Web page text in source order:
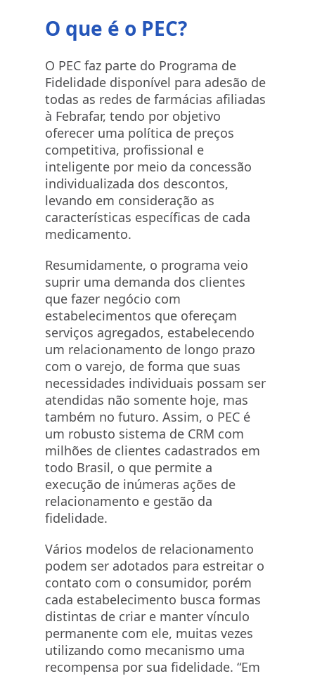
O que é o PEC?
O PEC faz parte do Programa de
Fidelidade disponível para adesão de
todas as redes de farmácias afiliadas
à Febrafar, tendo por objetivo
oferecer uma política de preços
competitiva, profissional e
inteligente por meio da concessão
individualizada dos descontos,
levando em consideração as
características específicas de cada
medicamento.
Resumidamente, o programa veio
suprir uma demanda dos clientes
que fazer negócio com
estabelecimentos que ofereçam
serviços agregados, estabelecendo
um relacionamento de longo prazo
com o varejo, de forma que suas
necessidades individuais possam ser
atendidas não somente hoje, mas
também no futuro. Assim, o PEC é
um robusto sistema de CRM com
milhões de clientes cadastrados em
todo Brasil, o que permite a
execução de inúmeras ações de
relacionamento e gestão da
fidelidade.
Vários modelos de relacionamento
podem ser adotados para estreitar o
contato com o consumidor, porém
cada estabelecimento busca formas
distintas de criar e manter vínculo
permanente com ele, muitas vezes
utilizando como mecanismo uma
recompensa por sua fidelidade. “Em